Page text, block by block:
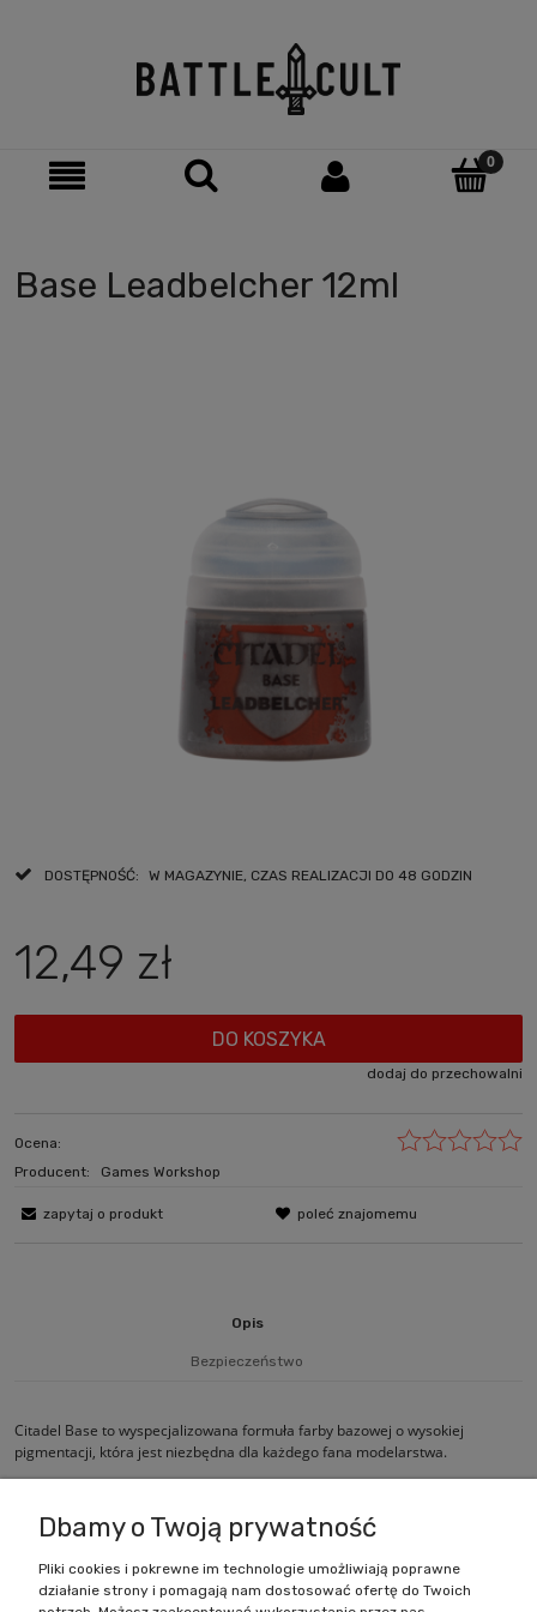
Base Leadbelcher 12ml
DOSTĘPNOŚĆ: W MAGAZYNIE, CZAS REALIZACJI DO 48 GODZIN
12,49 zł
DO KOSZYKA
dodaj do przechowalni
Ocena:
Producent:
Games Workshop
zapytaj o produkt poleć znajomemu
Opis
Bezpieczeństwo
Citadel Base to wyspecjalizowana formuła farby bazowej o wysokiej
pigmentacji, która jest niezbędna dla każdego fana modelarstwa.
Zakupy
Dbamy o Twoją prywatność
Pliki cookies i pokrewne im technologie umożliwiają poprawne
działanie strony i pomagają nam dostosować ofertę do Twoich